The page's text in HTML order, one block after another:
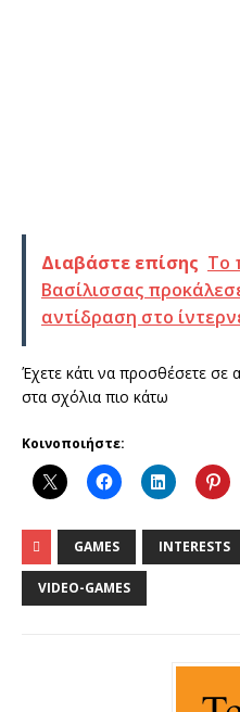
Διαβάστε επίσης Το
Βασίλισσας
αντίδραση στο
Έχετε κάτι να προσθέσετε σε
στα σχόλια πιο κάτω
Κοινοποιήστε:
GAMES INTERESTS
VIDEO-GAMES